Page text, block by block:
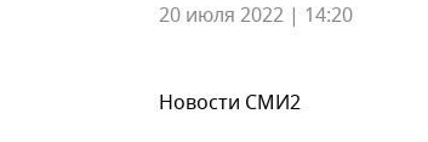
20 июля 2022 | 14:20
Новости СМИ2